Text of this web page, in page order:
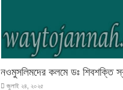
নওমুসলিমদের কলমে ডঃ শিবশক্তি
জুলাই ২৪, ২০২৫